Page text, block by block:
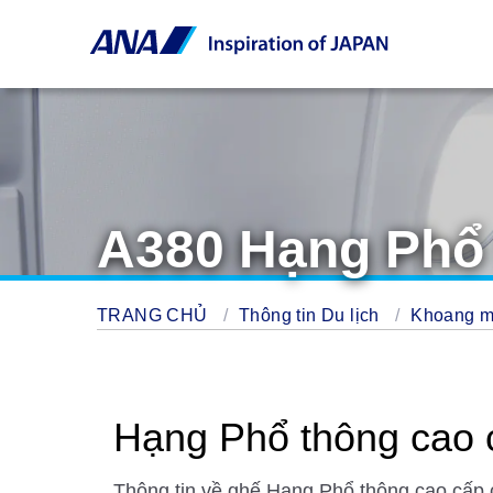
A380 Hạng
TRANG CHỦ Thông tin Du lịch Khoang
Hạng Phổ thông cao